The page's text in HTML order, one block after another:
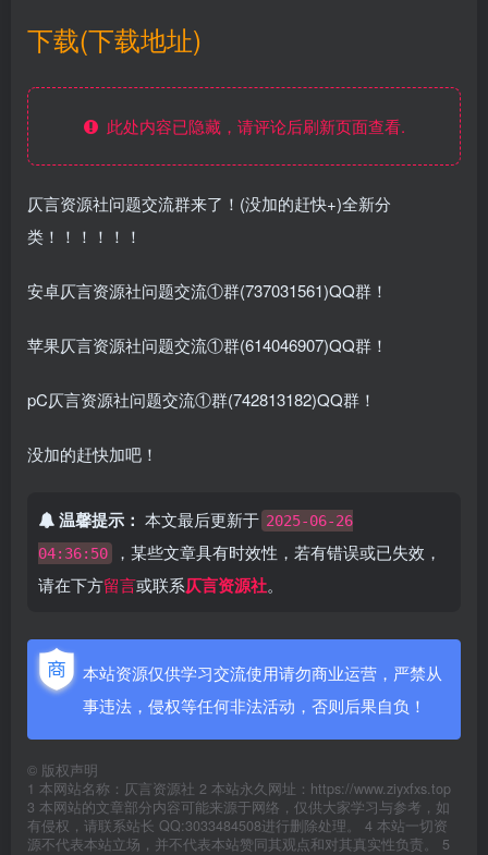
下载(下载地址)
此处内容已隐藏，请评论后刷新页面查看.
仄言资源社问题交流群来了！(没加的赶快+)全新分
类！！！！！！
安卓仄言资源社问题交流①群(737031561)QQ群！
苹果仄言资源社问题交流①群(614046907)QQ群！
pC仄言资源社问题交流①群(742813182)QQ群！
没加的赶快加吧！
温馨提示： 本文最后更新于 2025-06-26
04:36:50
，某些文章具有时效性，若有错误或已失效，
请在下方留言或联系仄言资源社。
本站资源仅供学习交流使用请勿商业运营，严禁从
事违法，侵权等任何非法活动，否则后果自负！
© 版权声明
1 本网站名称：仄言资源社 2 本站永久网址：https://www.ziyxfxs.top
3 本网站的文章部分内容可能来源于网络，仅供大家学习与参考，如
有侵权，请联系站长 QQ:3033484508进行删除处理。 4 本站一切资
源不代表本站立场，并不代表本站赞同其观点和对其真实性负责。 5